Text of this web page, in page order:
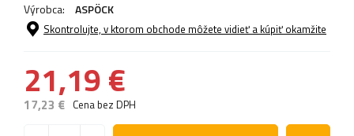
Výrobca: ASPÖCK
Skontrolujte, v ktorom obchode môžete vidieť a kúpiť okamžite
21,19 €
17,23 € Cena bez DPH